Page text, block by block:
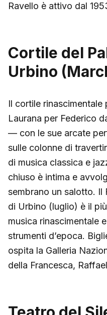
Ravello è attivo dal
Cortile del
Urbino
Il cortile
Laurana per Federico
— con le sue arcate
sulle colonne di
di musica classica e
chiuso è intima e
sembrano un salotto. Il
di Urbino (luglio) è il
musica rinascimentale
strumenti d’epoca.
ospita la Galleria
della Francesca,